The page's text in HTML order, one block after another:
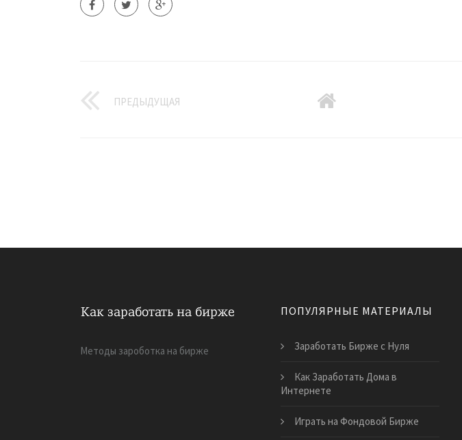
ПРЕДЫДУЩАЯ
Методы зароботка на бирже
ПОПУЛЯРНЫЕ МАТЕРИАЛЫ
Заработать Бирже с Нуля
Как Заработать Дома в
Интернете
Играть на Фондовой Бирже